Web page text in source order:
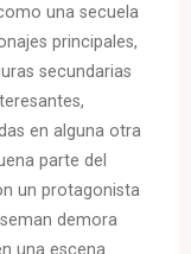
una secuela
principales,
secundarias
en alguna otra
parte del
un protagonista
demora
una escena